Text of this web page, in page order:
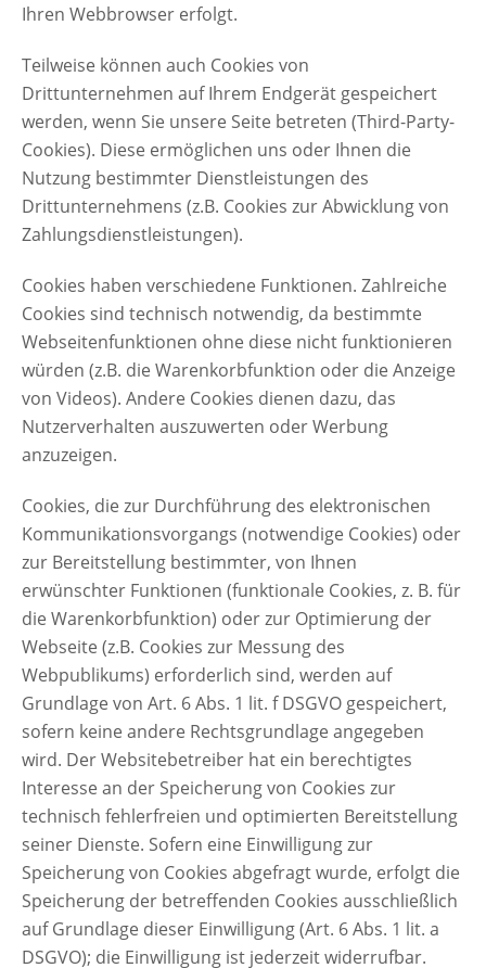
Ihren Webbrowser erfolgt.
Teilweise können auch Cookies von
Drittunternehmen auf Ihrem Endgerät gespeichert
werden, wenn Sie unsere Seite betreten (Third-Party-
Cookies). Diese ermöglichen uns oder Ihnen die
Nutzung bestimmter Dienstleistungen des
Drittunternehmens (z.B. Cookies zur Abwicklung von
Zahlungsdienstleistungen).
Cookies haben verschiedene Funktionen. Zahlreiche
Cookies sind technisch notwendig, da bestimmte
Webseitenfunktionen ohne diese nicht funktionieren
würden (z.B. die Warenkorbfunktion oder die Anzeige
von Videos). Andere Cookies dienen dazu, das
Nutzerverhalten auszuwerten oder Werbung
anzuzeigen.
Cookies, die zur Durchführung des elektronischen
Kommunikationsvorgangs (notwendige Cookies) oder
zur Bereitstellung bestimmter, von Ihnen
erwünschter Funktionen (funktionale Cookies, z. B. für
die Warenkorbfunktion) oder zur Optimierung der
Webseite (z.B. Cookies zur Messung des
Webpublikums) erforderlich sind, werden auf
Grundlage von Art. 6 Abs. 1 lit. f DSGVO gespeichert,
sofern keine andere Rechtsgrundlage angegeben
wird. Der Websitebetreiber hat ein berechtigtes
Interesse an der Speicherung von Cookies zur
technisch fehlerfreien und optimierten Bereitstellung
seiner Dienste. Sofern eine Einwilligung zur
Speicherung von Cookies abgefragt wurde, erfolgt die
Speicherung der betreffenden Cookies ausschließlich
auf Grundlage dieser Einwilligung (Art. 6 Abs. 1 lit. a
DSGVO); die Einwilligung ist jederzeit widerrufbar.